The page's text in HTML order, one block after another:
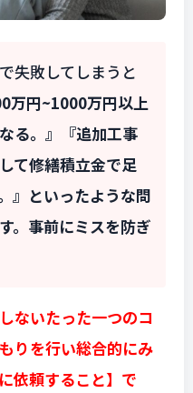
失敗してしまうと
万円~1000万円以上
る。』
『追加工事
て修繕積立金で足
』 といったような問
。事前にミスを防ぎ
ないたった一つのコ
りを行い総合的にみ
依頼すること】で